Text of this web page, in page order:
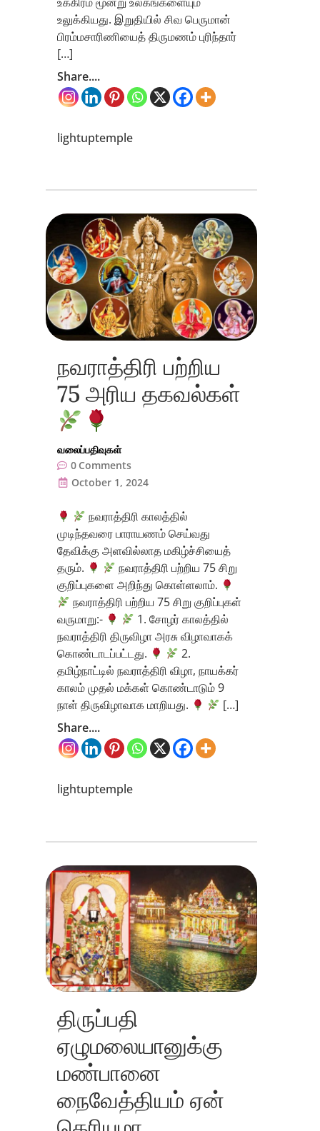
உலுக்கியது. இறுதியில் சிவ பெருமான்
பிரம்மசாரிணியைத் திருமணம் புரிந்தார்
[…]
Share....
lightuptemple
நவராத்திரி பற்றிய
75 அரிய தகவல்கள்
வலைப்பதிவுகள்
0 Comments
October 1, 2024
நவராத்திரி காலத்தில்
முடிந்தவரை பாராயணம் செய்வது
தேவிக்கு அளவில்லாத மகிழ்ச்சியைத்
தரும்.
நவராத்திரி பற்றிய 75 சிறு
குறிப்புகளை அறிந்து கொள்ளலாம்.
நவராத்திரி பற்றிய 75 சிறு குறிப்புகள்
வருமாறு:-
1. சோழர் காலத்தில்
நவராத்திரி திருவிழா அரசு விழாவாகக்
கொண்டாடப்பட்டது.
2.
தமிழ்நாட்டில் நவராத்திரி விழா, நாயக்கர்
காலம் முதல் மக்கள் கொண்டாடும் 9
நாள் திருவிழாவாக மாறியது.
[…]
Share....
lightuptemple
திருப்பதி
ஏழுமலையானுக்கு
மண்பானை
நைவேத்தியம் ஏன்